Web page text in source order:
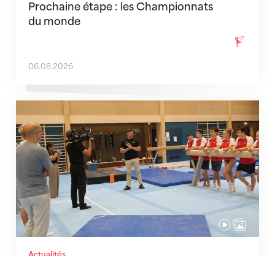
Prochaine étape : les Championnats
du monde
06.08.2026
En route pour Zagreb avec des objectifs clairs